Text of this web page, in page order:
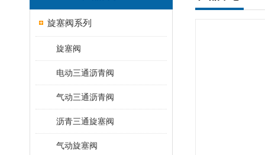
旋塞阀系列
旋塞阀
电动三通沥青阀
气动三通沥青阀
沥青三通旋塞阀
气动旋塞阀